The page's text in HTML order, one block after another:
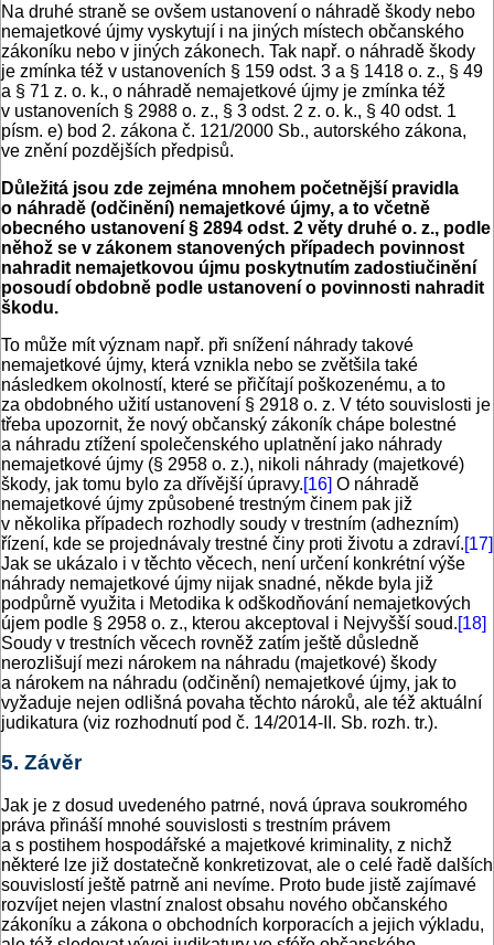
Na druhé straně se ovšem ustanovení o náhradě škody nebo
nemajetkové újmy vyskytují i na jiných místech občanského
zákoníku nebo v jiných zákonech. Tak např. o náhradě škody
je zmínka též v ustanoveních § 159 odst. 3 a § 1418 o. z., § 49
a § 71 z. o. k., o náhradě nemajetkové újmy je zmínka též
v ustanoveních § 2988 o. z., § 3 odst. 2 z. o. k., § 40 odst. 1
písm. e) bod 2. zákona č. 121/2000 Sb., autorského zákona,
ve znění pozdějších předpisů.
Důležitá jsou zde zejména mnohem početnější pravidla
o náhradě (odčinění) nemajetkové újmy, a to včetně
obecného ustanovení § 2894 odst. 2 věty druhé o. z., podle
něhož se v zákonem stanovených případech povinnost
nahradit nemajetkovou újmu poskytnutím zadostiučinění
posoudí obdobně podle ustanovení o povinnosti nahradit
škodu.
To může mít význam např. při snížení náhrady takové
nemajetkové újmy, která vznikla nebo se zvětšila také
následkem okolností, které se přičítají poškozenému, a to
za obdobného užití ustanovení § 2918 o. z. V této souvislosti je
třeba upozornit, že nový občanský zákoník chápe bolestné
a náhradu ztížení společenského uplatnění jako náhrady
nemajetkové újmy (§ 2958 o. z.), nikoli náhrady (majetkové)
škody, jak tomu bylo za dřívější úpravy.[16] O náhradě
nemajetkové újmy způsobené trestným činem pak již
v několika případech rozhodly soudy v trestním (adhezním)
řízení, kde se projednávaly trestné činy proti životu a zdraví.[17]
Jak se ukázalo i v těchto věcech, není určení konkrétní výše
náhrady nemajetkové újmy nijak snadné, někde byla již
podpůrně využita i Metodika k odškodňování nemajetkových
újem podle § 2958 o. z., kterou akceptoval i Nejvyšší soud.[18]
Soudy v trestních věcech rovněž zatím ještě důsledně
nerozlišují mezi nárokem na náhradu (majetkové) škody
a nárokem na náhradu (odčinění) nemajetkové újmy, jak to
vyžaduje nejen odlišná povaha těchto nároků, ale též aktuální
judikatura (viz rozhodnutí pod č. 14/2014-II. Sb. rozh. tr.).
5. Závěr
Jak je z dosud uvedeného patrné, nová úprava soukromého
práva přináší mnohé souvislosti s trestním právem
a s postihem hospodářské a majetkové kriminality, z nichž
některé lze již dostatečně konkretizovat, ale o celé řadě dalších
souvislostí ještě patrně ani nevíme. Proto bude jistě zajímavé
rozvíjet nejen vlastní znalost obsahu nového občanského
zákoníku a zákona o obchodních korporacích a jejich výkladu,